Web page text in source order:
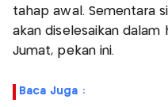
tahap awal. Sementara
akan diselesaikan dalam
Jumat, pekan ini.
Baca Juga :